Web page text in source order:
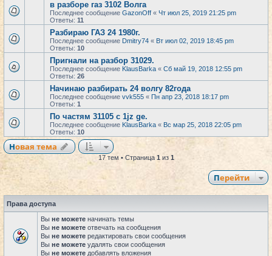
в разборе газ 3102 Волга
Последнее сообщение GazonOff « Чт июл 25, 2019 21:25 pm
Ответы: 11
Разбираю ГАЗ 24 1980г.
Последнее сообщение Dmitry74 « Вт июл 02, 2019 18:45 pm
Ответы: 10
Пригнали на разбор 31029.
Последнее сообщение KlausBarka « Сб май 19, 2018 12:55 pm
Ответы: 26
Начинаю разбирать 24 волгу 82года
Последнее сообщение vvk555 « Пн апр 23, 2018 18:17 pm
Ответы: 1
По частям 31105 с 1jz ge.
Последнее сообщение KlausBarka « Вс мар 25, 2018 22:05 pm
Ответы: 10
Новая тема
17 тем • Страница 1из 1
Перейти
Права доступа
Вы не можете начинать темы
Вы не можете отвечать на сообщения
Вы не можете редактировать свои сообщения
Вы не можете удалять свои сообщения
Вы не можете добавлять вложения